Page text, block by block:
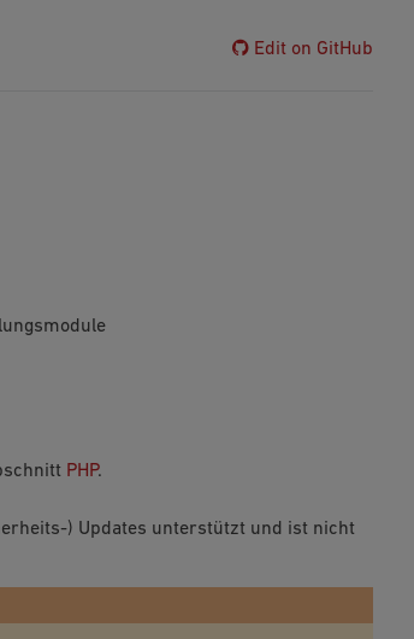
Edit on GitHub
PHP.
) Updates unterstützt und ist nicht